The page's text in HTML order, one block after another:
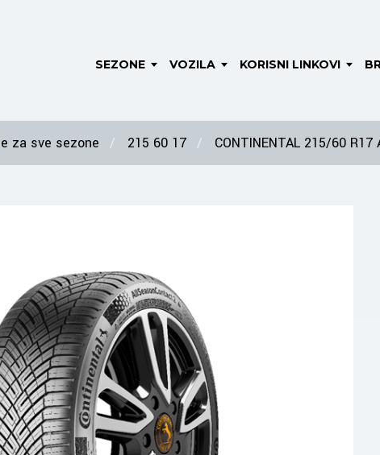
SEZONE VOZILA KORISNI LINKOVI
za sve sezone 215 60 17 CONTINENTAL 215/60